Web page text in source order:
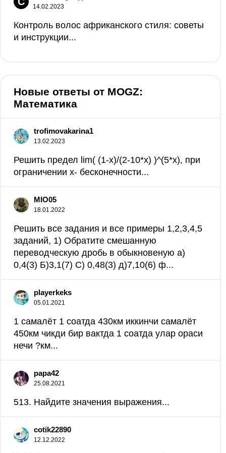
14.02.2023
Контроль волос африканского стиля: советы
и инструкции...
Новые ответы от MOGZ:
Математика
trofimovakarina1
13.02.2023
Решить предел lim( (1-x)/(2-10*x) )^(5*x), при
ограничении x- бесконечности...
MIO05
18.01.2022
Решить все задания и все примеры 1,2,3,4,5
заданий, 1) Обратите смешанную
переводческую дробь в обыкновеную а)
0,4(3) Б)3,1(7) С) 0,48(3) д)7,10(6) ф...
playerkeks
05.01.2021
1 самалёт 1 соатда 430км иккинчи самалёт
450км чикди бир вактда 1 соатда улар ораси
нечи ?км...
papa42
25.08.2021
513. Найдите значения выражения...
cotik22890
12.12.2022